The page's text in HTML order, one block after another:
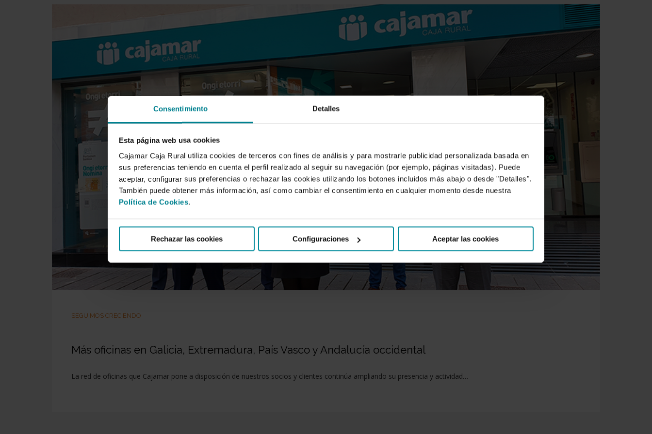
Consentimiento Detalles
Esta página web usa cookies
Cajamar Caja Rural utiliza cookies de terceros con fines de análisis y para mostrarle publicidad personalizada basada en
sus preferencias teniendo en cuenta el perfil realizado al seguir su navegación (por ejemplo, páginas visitadas). Puede
aceptar, configurar sus preferencias o rechazar las cookies utilizando los botones incluidos más abajo o desde "Detalles".
También puede obtener más información, así como cambiar el consentimiento en cualquier momento desde nuestra
Política de Cookies.
Rechazar las cookies Configuraciones Aceptar las cookies
SEGUIMOS CRECIENDO
Más oficinas en Galicia, Extremadura, País Vasco y Andalucía occidental
La red de oficinas que Cajamar pone a disposición de nuestros socios y clientes continúa ampliando su presencia y actividad…